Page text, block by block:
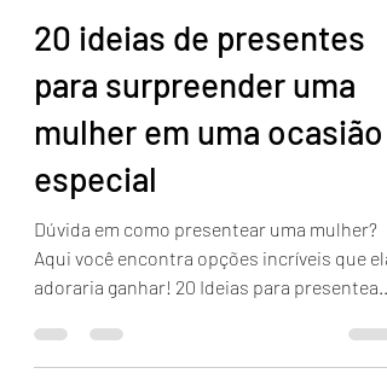
5 de abr. de 2023
3 min de leitura
20 ideias de presentes
para surpreender uma
mulher em uma ocasião
especial
Dúvida em como presentear uma mulher?
adoraria ganhar! 20 Ideias para presentear
sua amada!